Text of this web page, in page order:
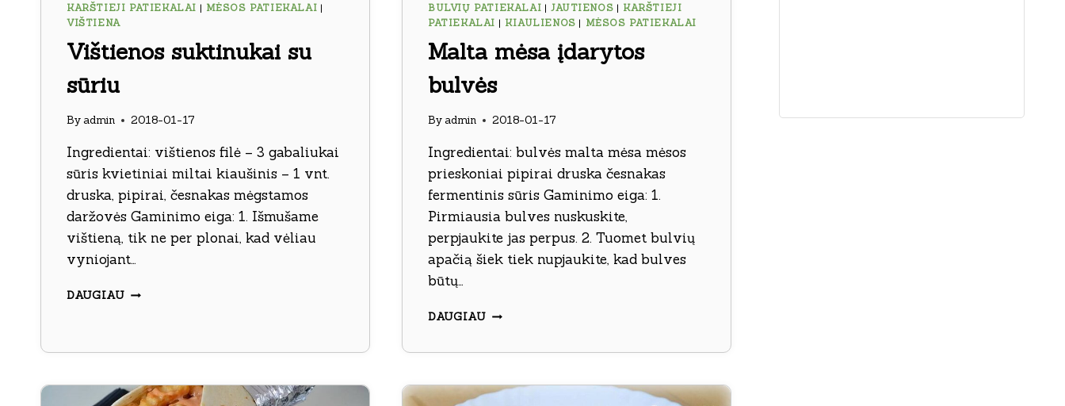
KARŠTIEJI PATIEKALAI | MĖSOS PATIEKALAI |
VIŠTIENA
Vištienos suktinukai su
sūriu
By admin 2018-01-17
Ingredientai: vištienos filė – 3 gabaliukai
sūris kvietiniai miltai kiaušinis – 1 vnt.
druska, pipirai, česnakas mėgstamos
daržovės Gaminimo eiga: 1. Išmušame
vištieną, tik ne per plonai, kad vėliau
vyniojant…
DAUGIAUVIŠTIENOS
BULVIŲ PATIEKALAI | JAUTIENOS | KARŠTIEJI
PATIEKALAI | KIAULIENOS | MĖSOS PATIEKALAI
Malta mėsa įdarytos
bulvės
By admin 2018-01-17
Ingredientai: bulvės malta mėsa mėsos
prieskoniai pipirai druska česnakas
fermentinis sūris Gaminimo eiga: 1.
Pirmiausia bulves nuskuskite,
perpjaukite jas perpus. 2. Tuomet bulvių
apačią šiek tiek nupjaukite, kad bulves
būtų…
DAUGIAUMALTA